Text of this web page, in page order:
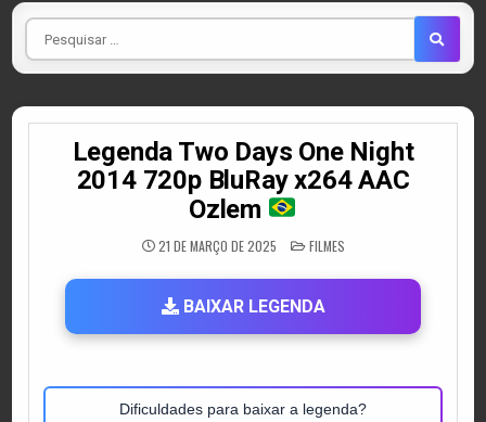
Pesquisar
por
Legenda Two Days One Night
2014 720p BluRay x264 AAC
Ozlem
21 DE MARÇO DE 2025 POSTED
IN
FILMES
BAIXAR LEGENDA
Dificuldades para baixar a legenda?